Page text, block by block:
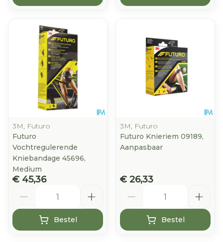
3M, Futuro
Futuro
Vochtregulerende
Kniebandage 45696,
Medium
€ 45,36
Bestel
3M, Futuro
Futuro Knieriem 09189,
Aanpasbaar
€ 26,33
Bestel